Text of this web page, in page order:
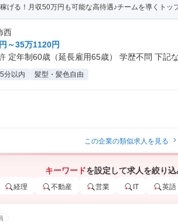
げる！月収50万円も可能な高待遇♪チームを導くトッ
西
～35万1120円
定年制60歳（延長雇用65歳） 学歴不問 下記な
分以内 髪型・髪色自由
この企業の類似求人を見る
キーワードを設定して求人を絞り込
経理 不動産 営業 IT 英語